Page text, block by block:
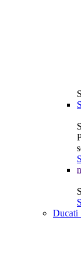
Ducati